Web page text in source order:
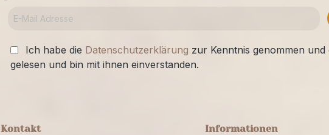
Ich habe die Datenschutzerklärung zur Kenntnis genommen
gelesen und bin mit ihnen einverstanden.
Kontakt
Informationen